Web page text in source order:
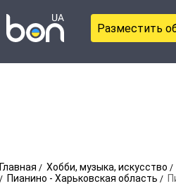
Разместить
Главная Хобби, музыка, искусство
Пианино - Харьковская область